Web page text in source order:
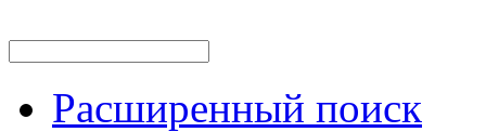
Расширенный поиск